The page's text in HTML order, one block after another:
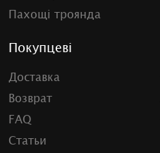
Пахощі троянда
Покупцеві
Доставка
Возврат
FAQ
Статьи